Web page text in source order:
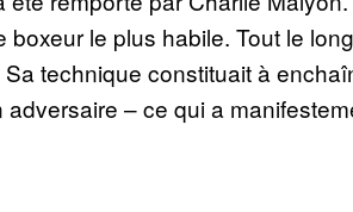
boxeur le plus habile. Tout le
technique constituait à
– ce qui a